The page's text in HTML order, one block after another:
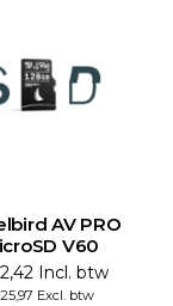
AV PRO
V60
Incl. btw
Excl. btw